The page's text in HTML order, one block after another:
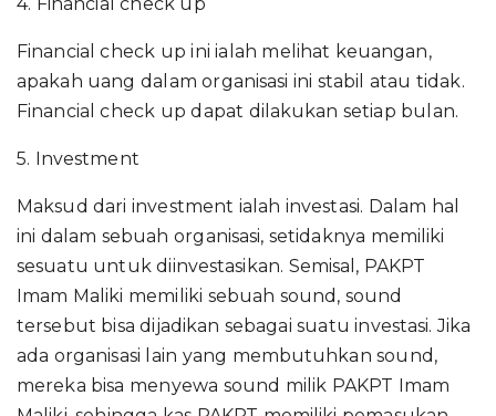
Financial check up ini ialah melihat keuangan,
apakah uang dalam organisasi ini stabil atau tidak.
Financial check up dapat dilakukan setiap bulan.
5. Investment
Maksud dari investment ialah investasi. Dalam hal
ini dalam sebuah organisasi, setidaknya memiliki
sesuatu untuk diinvestasikan. Semisal, PAKPT
Imam Maliki memiliki sebuah sound, sound
tersebut bisa dijadikan sebagai suatu investasi. Jika
ada organisasi lain yang membutuhkan sound,
mereka bisa menyewa sound milik PAKPT Imam